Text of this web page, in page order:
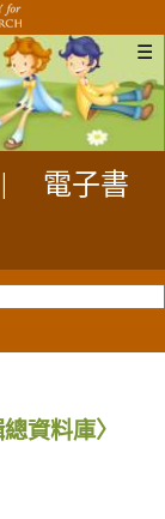
☰
電子書
資料庫〉